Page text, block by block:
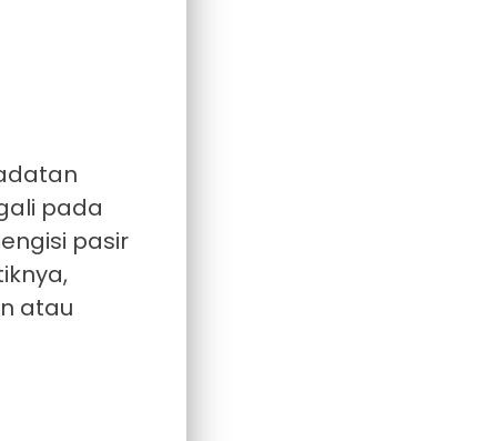
pada
pasir
atau